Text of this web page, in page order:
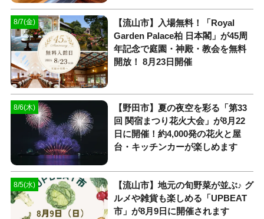
8/7(金)
【流山市】入場無料！「Royal
Garden Palace柏 日本閣」が45周
年記念で庭園・神殿・教会を無料
開放！ 8月23日開催
8/6(木)
【野田市】夏の夜空を彩る「第33
回 関宿まつり花火大会」が8月22
日に開催！約4,000発の花火と屋
台・キッチンカーが楽しめます
8/5(水)
【流山市】地元の旬野菜が並ぶ♪ グ
ルメや雑貨も楽しめる「UPBEAT
市」が8月9日に開催されます